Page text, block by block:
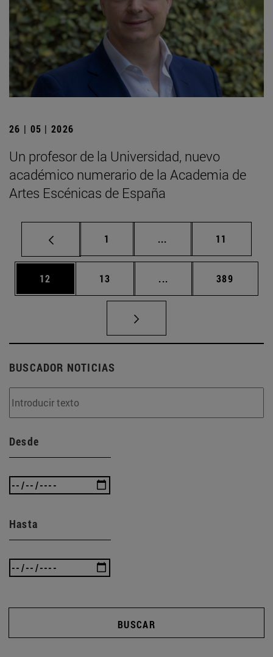
26 | 05 | 2026
Un profesor de la Universidad, nuevo
académico numerario de la Academia de
Artes Escénicas de España
Página
1 ... Páginas intermedias
Página
11
Página
12 Página
13 ... Páginas intermedias
Página
389
BUSCADOR NOTICIAS
Desde
Hasta
BUSCAR